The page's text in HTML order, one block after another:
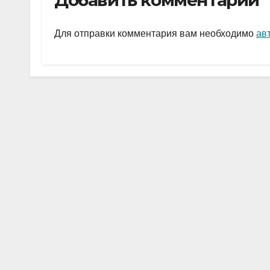
gr
a
s
A
p
а
в
ть
Для отправки комментария вам необходимо